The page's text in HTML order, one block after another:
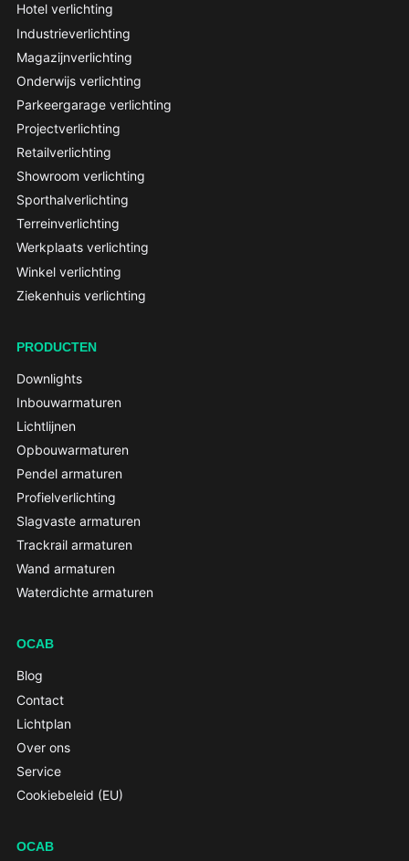
Hotel verlichting
Industrieverlichting
Magazijnverlichting
Onderwijs verlichting
Parkeergarage verlichting
Projectverlichting
Retailverlichting
Showroom verlichting
Sporthalverlichting
Terreinverlichting
Werkplaats verlichting
Winkel verlichting
Ziekenhuis verlichting
PRODUCTEN
Downlights
Inbouwarmaturen
Lichtlijnen
Opbouwarmaturen
Pendel armaturen
Profielverlichting
Slagvaste armaturen
Trackrail armaturen
Wand armaturen
Waterdichte armaturen
OCAB
Blog
Contact
Lichtplan
Over ons
Service
Cookiebeleid (EU)
OCAB